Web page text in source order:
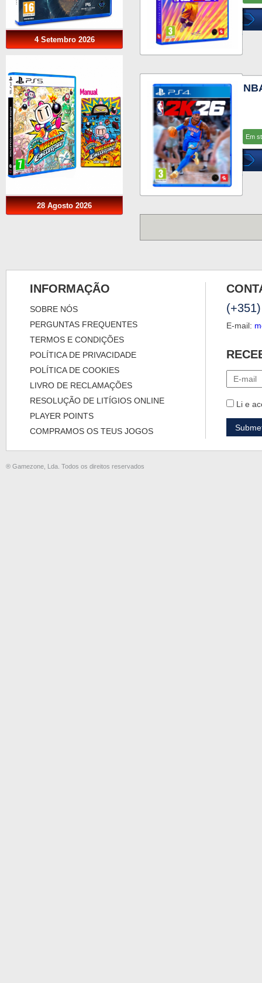
4 Setembro 2026
28 Agosto 2026
Em
INFORMAÇÃO
SOBRE NÓS
PERGUNTAS FREQUENTES
TERMOS E CONDIÇÕES
POLÍTICA DE PRIVACIDADE
POLÍTICA DE COOKIES
LIVRO DE RECLAMAÇÕES
RESOLUÇÃO DE LITÍGIOS ONLINE
PLAYER POINTS
COMPRAMOS OS TEUS JOGOS
E-mail:
Li e
® Gamezone, Lda. Todos os direitos reservados